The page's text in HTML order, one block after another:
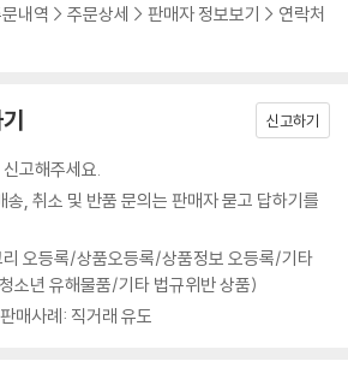
내역 > 주문상세 > 판매자 정보보기 > 연락처
신고하기
고해주세요.
, 취소 및 반품 문의는 판매자 묻고 답하기를
오등록/상품오등록/상품정보 오등록/기타
소년 유해물품/기타 법규위반 상품)
매사례: 직거래 유도